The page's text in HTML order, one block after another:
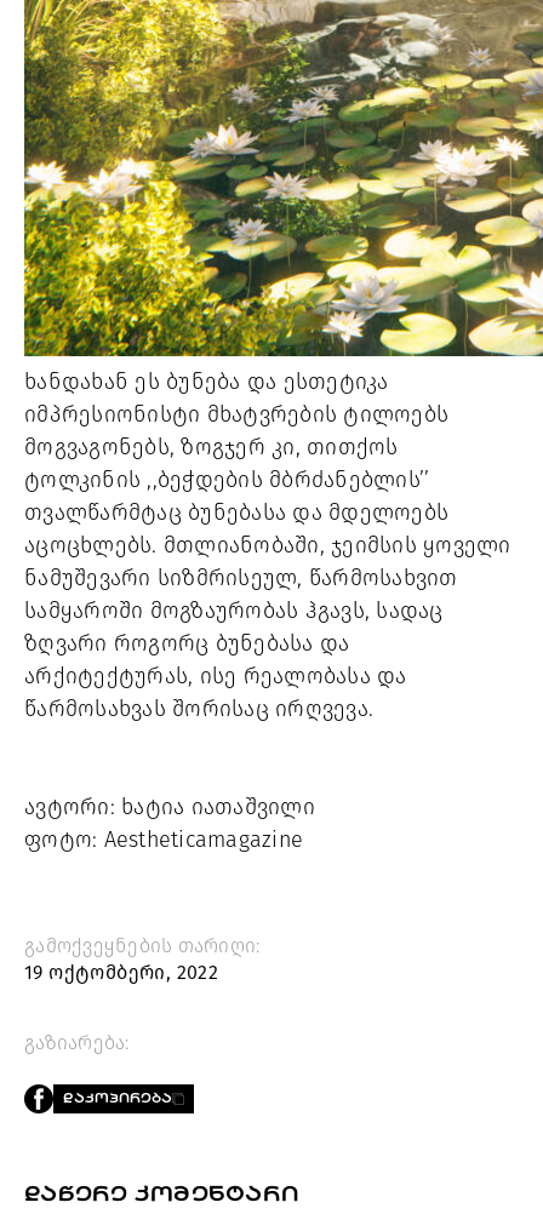
ხანდახან ეს ბუნება და ესთეტიკა
იმპრესიონისტი მხატვრების ტილოებს
მოგვაგონებს, ზოგჯერ კი, თითქოს
ტოლკინის ,,ბეჭდების მბრძანებლის’’
თვალწარმტაც ბუნებასა და მდელოებს
აცოცხლებს. მთლიანობაში, ჯეიმსის ყოველი
ნამუშევარი სიზმრისეულ, წარმოსახვით
სამყაროში მოგზაურობას ჰგავს, სადაც
ზღვარი როგორც ბუნებასა და
არქიტექტურას, ისე რეალობასა და
წარმოსახვას შორისაც ირღვევა.
ავტორი: ხატია იათაშვილი
ფოტო: Aestheticamagazine
გამოქვეყნების თარიღი:
19 ოქტომბერი, 2022
გაზიარება:
ᲓᲐᲙᲝᲞᲘᲠᲔᲑᲐ
ᲓᲐᲬᲔᲠᲔ ᲙᲝᲛᲔᲜᲢᲐᲠᲘ